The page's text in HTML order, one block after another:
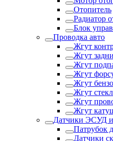
Отопитель
Радиатор
Блок
Проводка авто
Жгут
Жгут
Жгут
Жгут
Жгут
Жгут
Жгут
Жгут
Датчики ЭСУД и
Патрубок
Датчики